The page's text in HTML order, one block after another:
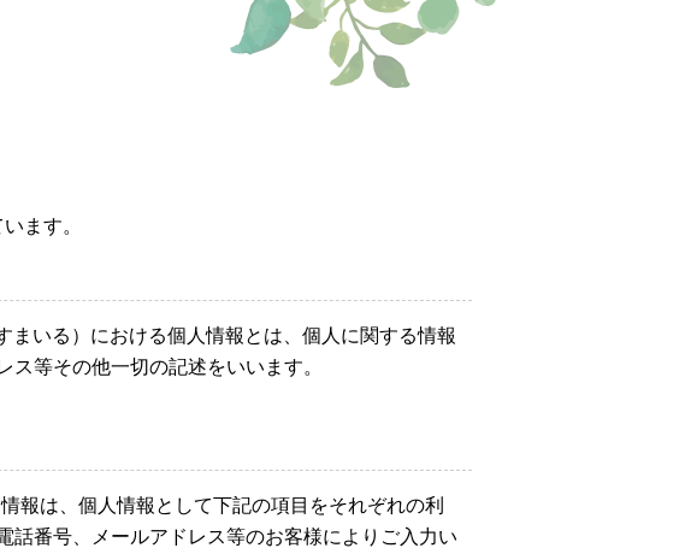
ます。
いる）における個人情報とは、個人に関する情報
等その他一切の記述をいいます。
報は、個人情報として下記の項目をそれぞれの利
話番号、メールアドレス等のお客様によりご入力い